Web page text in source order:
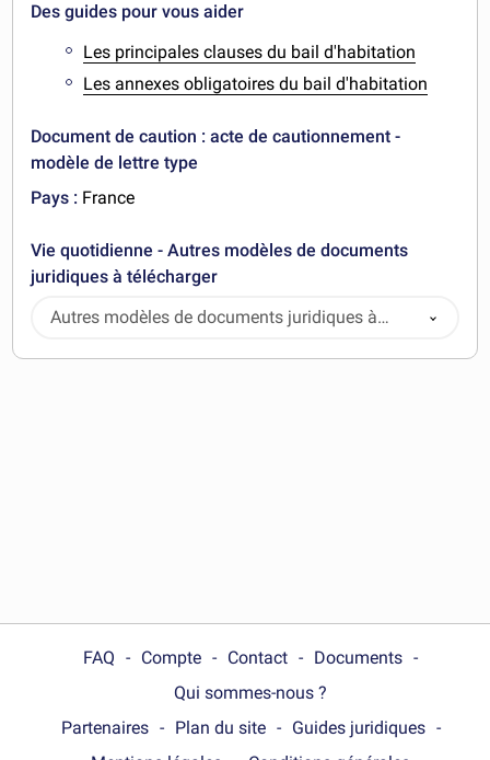
Des guides pour vous aider
Les principales clauses du bail d'habitation
Les annexes obligatoires du bail d'habitation
Document de caution : acte de cautionnement -
modèle de lettre type
Pays : France
Vie quotidienne - Autres modèles de documents
juridiques à télécharger
Autres modèles de documents juridiques à
télécharger
FAQ Compte Contact
Documents
Qui sommes-nous ?
Partenaires
Plan du site
Guides juridiques